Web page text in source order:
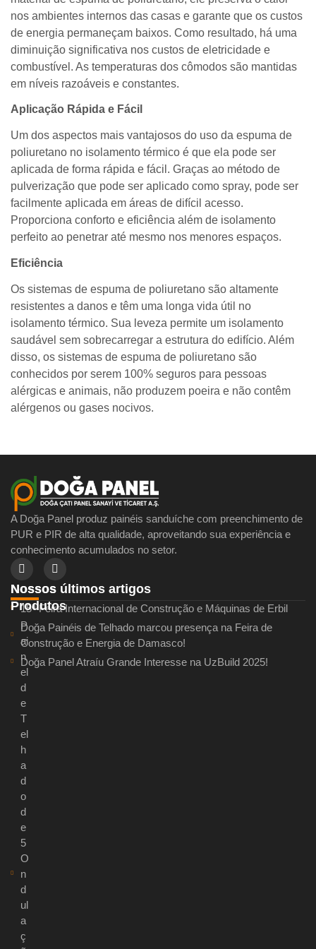
nos ambientes internos das casas e garante que os custos
de energia permaneçam baixos. Como resultado, há uma
diminuição significativa nos custos de eletricidade e
combustível. As temperaturas dos cômodos são mantidas
em níveis razoáveis e constantes.
Aplicação Rápida e Fácil
Um dos aspectos mais vantajosos do uso da espuma de
poliuretano no isolamento térmico é que ela pode ser
aplicada de forma rápida e fácil. Graças ao método de
pulverização que pode ser aplicado como spray, pode ser
facilmente aplicada em áreas de difícil acesso.
Proporciona conforto e eficiência além de isolamento
perfeito ao penetrar até mesmo nos menores espaços.
Eficiência
Os sistemas de espuma de poliuretano são altamente
resistentes a danos e têm uma longa vida útil no
isolamento térmico. Sua leveza permite um isolamento
saudável sem sobrecarregar a estrutura do edifício. Além
disso, os sistemas de espuma de poliuretano são
conhecidos por serem 100% seguros para pessoas
alérgicas e animais, não produzem poeira e não contêm
alérgenos ou gases nocivos.
A Doğa Panel produz painéis sanduíche com preenchimento de
PUR e PIR de alta qualidade, aproveitando sua experiência e
conhecimento acumulados no setor.
Nossos últimos artigos
15ª Feira Internacional de Construção e Máquinas de Erbil
Doğa Painéis de Telhado marcou presença na Feira de
Construção e Energia de Damasco!
Doğa Panel Atraíu Grande Interesse na UzBuild 2025!
Nossos
Produtos
P
ai
n
el
d
e
T
el
h
a
d
o
d
e
5
O
n
d
ul
a
ç